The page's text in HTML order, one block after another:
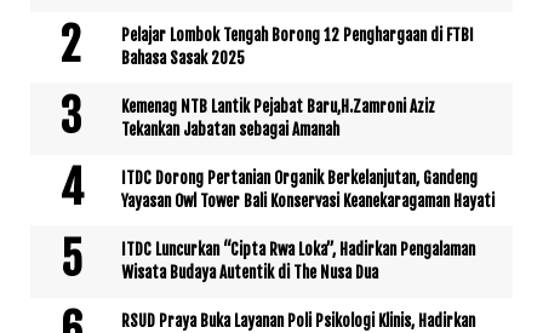
Pelajar Lombok Tengah Borong 12 Penghargaan di FTBI
Bahasa Sasak 2025
Kemenag NTB Lantik Pejabat Baru,H.Zamroni Aziz
Tekankan Jabatan sebagai Amanah
ITDC Dorong Pertanian Organik Berkelanjutan, Gandeng
Yayasan Owl Tower Bali Konservasi Keanekaragaman Hayati
ITDC Luncurkan “Cipta Rwa Loka”, Hadirkan Pengalaman
Wisata Budaya Autentik di The Nusa Dua
RSUD Praya Buka Layanan Poli Psikologi Klinis, Hadirkan